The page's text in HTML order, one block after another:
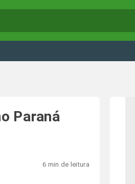
Paraná
6 min de leitura